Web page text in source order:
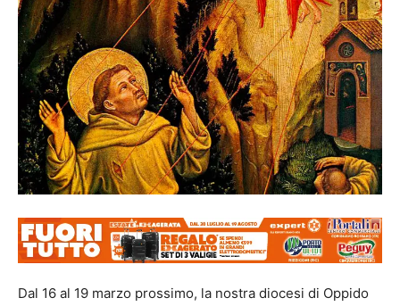
Dal 16 al 19 marzo prossimo, la nostra diocesi di Oppido